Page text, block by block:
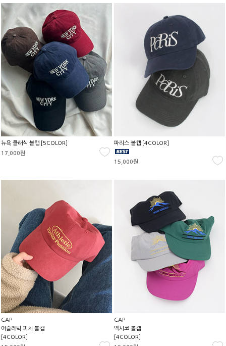
뉴욕 클래식 볼캡 [5COLOR]
17,000원
파리스 볼캡 [4COLOR]
15,000원
CAP
어슬레틱 피치 볼캡
[4COLOR]
CAP
멕시코 볼캡
[4COLOR]